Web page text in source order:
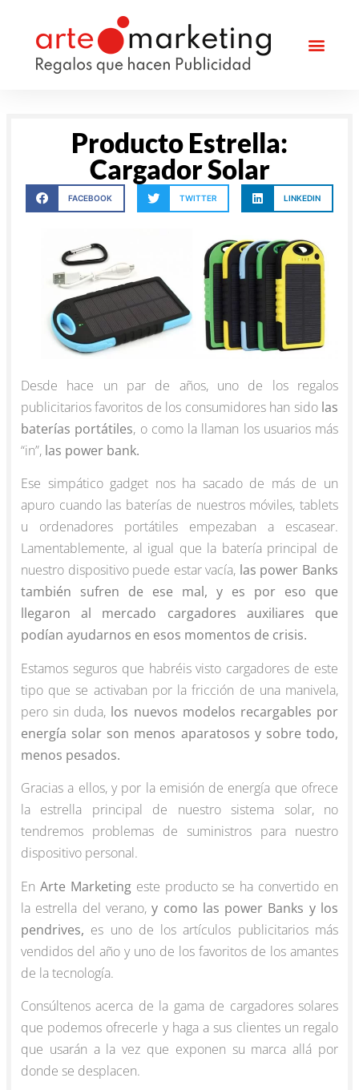
Producto Estrella:
Cargador Solar
FACEBOOK TWITTER LINKEDIN
Desde hace un par de años, uno de los regalos
publicitarios favoritos de los consumidores han sido las
baterías portátiles, o como la llaman los usuarios más
“in”, las power bank.
Ese simpático gadget nos ha sacado de más de un
apuro cuando las baterías de nuestros móviles, tablets
u ordenadores portátiles empezaban a escasear.
Lamentablemente, al igual que la batería principal de
nuestro dispositivo puede estar vacía, las power Banks
también sufren de ese mal, y es por eso que
llegaron al mercado cargadores auxiliares que
podían ayudarnos en esos momentos de crisis.
Estamos seguros que habréis visto cargadores de este
tipo que se activaban por la fricción de una manivela,
pero sin duda, los nuevos modelos recargables por
energía solar son menos aparatosos y sobre todo,
menos pesados.
Gracias a ellos, y por la emisión de energía que ofrece
la estrella principal de nuestro sistema solar, no
tendremos problemas de suministros para nuestro
dispositivo personal.
En Arte Marketingeste producto se ha convertido en
la estrella del verano,y como las power Banks y los
pendrives, es uno de los artículos publicitarios más
vendidos del año y uno de los favoritos de los amantes
de la tecnología.
Consúltenos acerca de la gama de cargadores solares
que podemos ofrecerle y haga a sus clientes un regalo
que usarán a la vez que exponen su marca allá por
donde se desplacen.